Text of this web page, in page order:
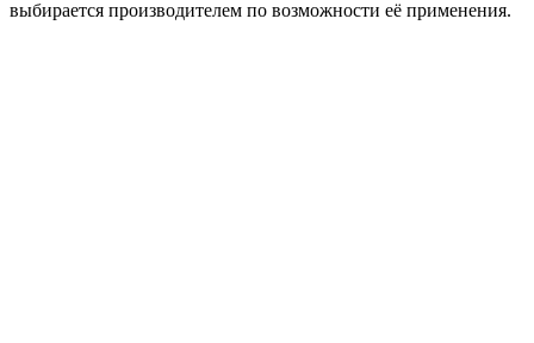
выбирается производителем по возможности её применения.